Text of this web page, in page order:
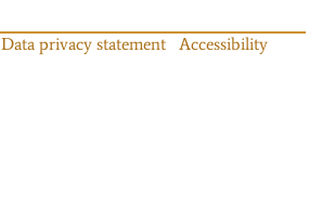
Data privacy statement
Accessibility